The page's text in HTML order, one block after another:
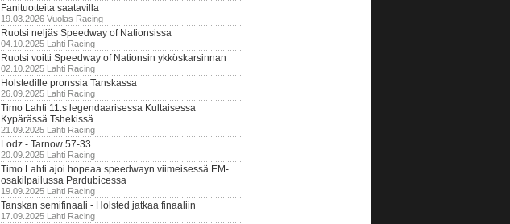
Fanituotteita saatavilla
19.03.2026 Vuolas Racing
Ruotsi neljäs Speedway of Nationsissa
04.10.2025 Lahti Racing
Ruotsi voitti Speedway of Nationsin ykköskarsinnan
02.10.2025 Lahti Racing
Holstedille pronssia Tanskassa
26.09.2025 Lahti Racing
Timo Lahti 11:s legendaarisessa Kultaisessa
Kypärässä Tshekissä
21.09.2025 Lahti Racing
Lodz - Tarnow 57-33
20.09.2025 Lahti Racing
Timo Lahti ajoi hopeaa speedwayn viimeisessä EM-
osakilpailussa Pardubicessa
19.09.2025 Lahti Racing
Tanskan semifinaali - Holsted jatkaa finaaliin
17.09.2025 Lahti Racing